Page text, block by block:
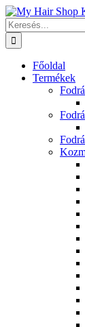
Kihagyás
Keresés...
Főoldal
Termékek